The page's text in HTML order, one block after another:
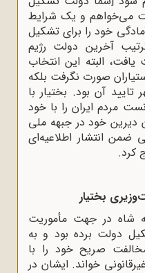
می‌خواهم و یک شرایط
خود را برای تشکیل
آخرین دولت رژیم
البته این انتخاب
صورت نگرفت بلکه
آن بود. بختیار با
مردم ایران را با خود
دیرین خود در جبهه ملی
ضمن انتشار اطلاعیه‌ای
کرد.
بختیار
شاه در جهت مأموریت
دولت برده بود و به
صریح خود را با
خواند. ایشان در